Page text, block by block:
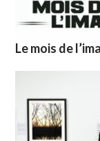
Le mois de